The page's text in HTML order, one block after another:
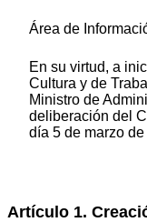
Área de
En su virtud, a
Cultura y de
Ministro de
deliberación del
día 5 de marzo de
Artículo 1.